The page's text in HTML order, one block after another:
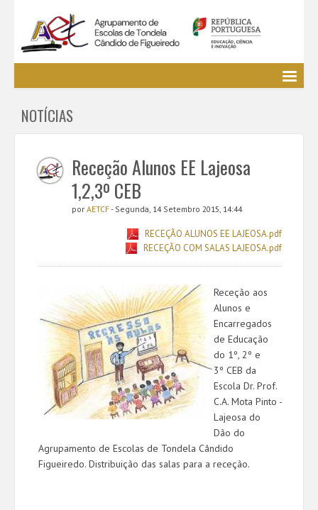
EE / Alunos
Cursos Profissionais
Bibliotecas
Media AETCF
Legislação
Utilizador não identificado. ( Entrar)
NOTÍCIAS
Receção Alunos EE Lajeosa
1,2,3º CEB
por AETCF- Segunda, 14 Setembro 2015, 14:44
RECEÇÃO ALUNOS EE LAJEOSA.pdf
RECEÇÃO COM SALAS LAJEOSA.pdf
Receção aos
Alunos e
Encarregados
de Educação
do 1º, 2º e
3º CEB da
Escola Dr. Prof.
C.A. Mota Pinto -
Lajeosa do
Dão do
Agrupamento de Escolas de Tondela Cândido
Figueiredo. Distribuição das salas para a receção.